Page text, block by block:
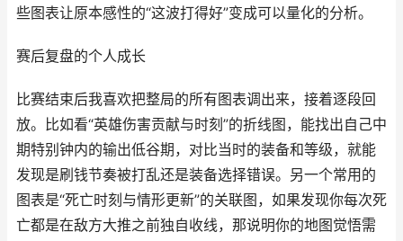
些图表让原本感性的“这波打得好”变成可以量化的分析。
赛后复盘的个人成长
比赛结束后我喜欢把整局的所有图表调出来，接着逐段回
放。比如看“英雄伤害贡献与时刻”的折线图，能找出自己中
期特别钟内的输出低谷期，对比当时的装备和等级，就能
发现是刷钱节奏被打乱还是装备选择错误。另一个常用的
图表是“死亡时刻与情形更新”的关联图，如果发现你每次死
亡都是在敌方大推之前独自收线，那说明你的地图觉悟需